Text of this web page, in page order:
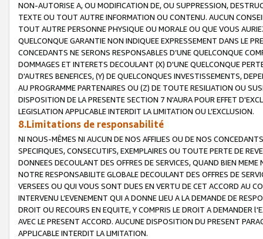
NON-AUTORISE A, OU MODIFICATION DE, OU SUPPRESSION,
TEXTE OU TOUT AUTRE INFORMATION OU CONTENU. AUCUN
TOUT AUTRE PERSONNE PHYSIQUE OU MORALE OU QUE VOUS
QUELCONQUE GARANTIE NON INDIQUEE EXPRESSEMENT DANS LE
CONCEDANTS NE SERONS RESPONSABLES D’UNE QUELCONQUE
DOMMAGES ET INTERETS DECOULANT (X) D'UNE QUELCONQUE
D'AUTRES BENEFICES, (Y) DE QUELCONQUES INVESTISSEMENTS,
AU PROGRAMME PARTENAIRES OU (Z) DE TOUTE RESILIATION OU
DISPOSITION DE LA PRESENTE SECTION 7 N'AURA POUR EFFET
LEGISLATION APPLICABLE INTERDIT LA LIMITATION OU L’EXCLUSION.
8.Limitations de responsabilité
NI NOUS-MÊMES NI AUCUN DE NOS AFFILIES OU DE NOS
SPECIFIQUES, CONSECUTIFS, EXEMPLAIRES OU TOUTE PERTE DE
DONNEES DECOULANT DES OFFRES DE SERVICES, QUAND BIEN
NOTRE RESPONSABILITE GLOBALE DECOULANT DES OFFRES DE
VERSEES OU QUI VOUS SONT DUES EN VERTU DE CET ACCORD AU
INTERVENU L’EVENEMENT QUI A DONNE LIEU A LA DEMANDE DE
DROIT OU RECOURS EN EQUITE, Y COMPRIS LE DROIT A DEMANDER
AVEC LE PRESENT ACCORD. AUCUNE DISPOSITION DU PRESENT
APPLICABLE INTERDIT LA LIMITATION.